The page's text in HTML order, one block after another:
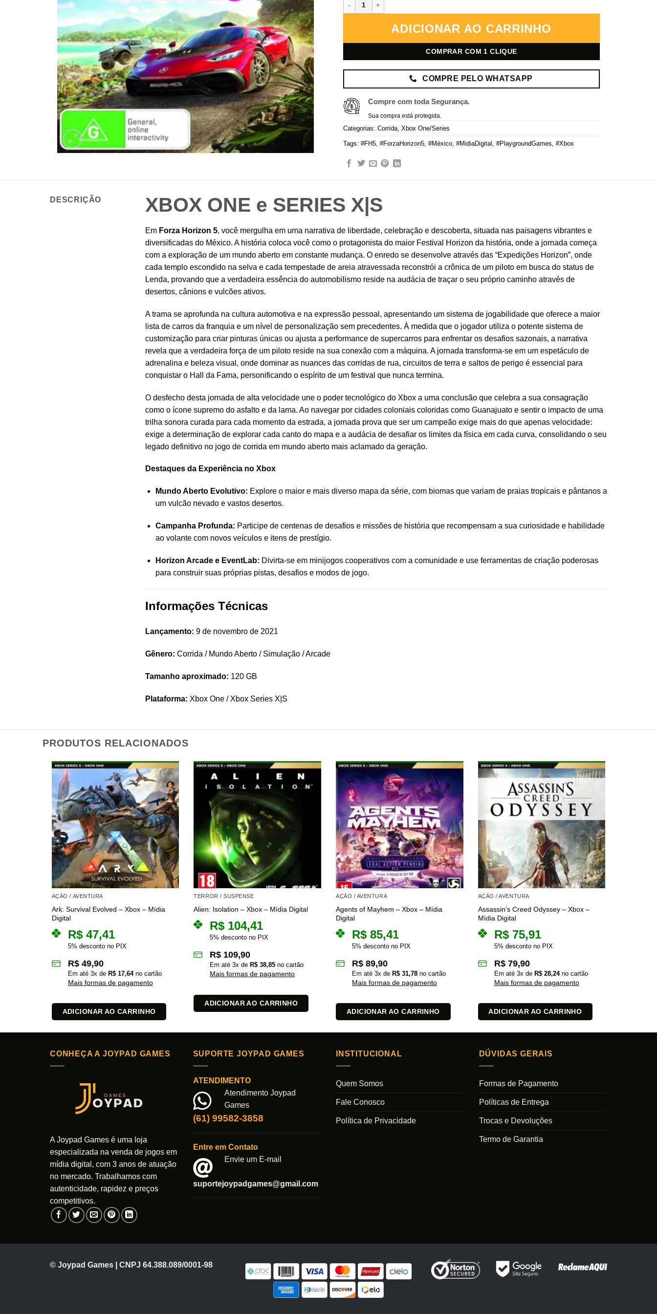
ADICIONAR AO CARRINHO
COMPRAR COM 1 CLIQUE
COMPRE PELO WHATSAPP
Compre com toda Segurança.
Sua compra está protegida.
Categorias: Corrida Xbox One/Series
Tags: #FH5 #ForzaHorizon5 #México #MidiaDigital #PlaygroundGames #Xbox
DESCRIÇÃO XBOX ONE e SERIES X|S
Em Forza Horizon 5, você mergulha em uma narrativa de liberdade, celebração e descoberta, situada nas paisagens vibrantes e
diversificadas do México. A história coloca você como o protagonista do maior Festival Horizon da história, onde a jornada começa
com a exploração de um mundo aberto em constante mudança. O enredo se desenvolve através das “Expedições Horizon”, onde
cada templo escondido na selva e cada tempestade de areia atravessada reconstrói a crônica de um piloto em busca do status de
Lenda, provando que a verdadeira essência do automobilismo reside na audácia de traçar o seu próprio caminho através de
desertos, cânions e vulcões ativos.
A trama se aprofunda na cultura automotiva e na expressão pessoal, apresentando um sistema de jogabilidade que oferece a maior
lista de carros da franquia e um nível de personalização sem precedentes. À medida que o jogador utiliza o potente sistema de
customização para criar pinturas únicas ou ajusta a performance de supercarros para enfrentar os desafios sazonais, a narrativa
revela que a verdadeira força de um piloto reside na sua conexão com a máquina. A jornada transforma-se em um espetáculo de
adrenalina e beleza visual, onde dominar as nuances das corridas de rua, circuitos de terra e saltos de perigo é essencial para
conquistar o Hall da Fama, personificando o espírito de um festival que nunca termina.
O desfecho desta jornada de alta velocidade une o poder tecnológico do Xbox a uma conclusão que celebra a sua consagração
como o ícone supremo do asfalto e da lama. Ao navegar por cidades coloniais coloridas como Guanajuato e sentir o impacto de uma
trilha sonora curada para cada momento da estrada, a jornada prova que ser um campeão exige mais do que apenas velocidade:
exige a determinação de explorar cada canto do mapa e a audácia de desafiar os limites da física em cada curva, consolidando o seu
legado definitivo no jogo de corrida em mundo aberto mais aclamado da geração.
Destaques da Experiência no Xbox
Mundo Aberto Evolutivo: Explore o maior e mais diverso mapa da série, com biomas que variam de praias tropicais e pântanos a
um vulcão nevado e vastos desertos.
Campanha Profunda: Participe de centenas de desafios e missões de história que recompensam a sua curiosidade e habilidade
ao volante com novos veículos e itens de prestígio.
Horizon Arcade e EventLab: Divirta-se em minijogos cooperativos com a comunidade e use ferramentas de criação poderosas
para construir suas próprias pistas, desafios e modos de jogo.
Informações Técnicas
Lançamento: 9 de novembro de 2021
Gênero: Corrida / Mundo Aberto / Simulação / Arcade
Tamanho aproximado: 120 GB
Plataforma: Xbox One / Xbox Series X|S
PRODUTOS RELACIONADOS
AÇÃO / AVENTURA
Ark: Survival Evolved – Xbox – Mídia
Digital
R$47,41
5% desconto no PIX
R$49,90
Em até 3x de R$17,64no cartão
Mais formas de pagamento
ADICIONAR AO CARRINHO
TERROR / SUSPENSE
Alien: Isolation – Xbox – Mídia Digital
R$ 104,41
5% desconto no PIX
R$ 109,90
Em até3x de R$ 38,85 no cartão
Mais formas de pagamento
ADICIONAR AO CARRINHO
AÇÃO / AVENTURA
Agents of Mayhem – Xbox – Mídia
Digital
R$ 85,41
5% desconto no PIX
R$ 89,90
Em até 3x de R$ 31,78 no cartão
Mais formas de pagamento
ADICIONAR AO CARRINHO
AÇÃO / AVENTURA
Assassin’s Creed Odyssey – Xbox –
Mídia Digital
R$75,91
5% desconto no PIX
R$79,90
Em até 3x de R$28,24no cartão
Mais formas de pagamento
ADICIONAR AO CARRINHO
CONHEÇA A JOYPAD GAMES
A Joypad Games é uma loja
especializada na venda de jogos em
mídia digital, com 3 anos de atuação
no mercado. Trabalhamos com
autenticidade, rapidez e preços
competitivos.
SUPORTE JOYPAD GAMES
ATENDIMENTO
Atendimento Joypad
Games
(61) 99582-3858
Entre em Contato
Envie um E-mail
suportejoypadgames@gmail.com
INSTITUCIONAL
Quem Somos
Fale Conosco
Política de Privacidade
DÚVIDAS GERAIS
Formas de Pagamento
Políticas de Entrega
Trocas e Devoluções
Termo de Garantia
© Joypad Games | CNPJ 64.388.089/0001-98